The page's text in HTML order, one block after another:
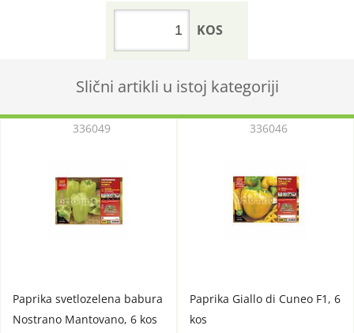
KOS
Slični artikli u istoj kategoriji
Paprika svetlozelena babura
Nostrano Mantovano, 6 kos
336049
Paprika Giallo di Cuneo F1, 6
kos
336046